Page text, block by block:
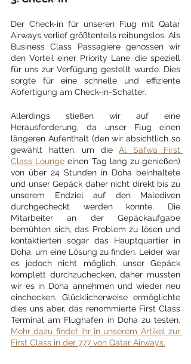
Der Check-in für unseren Flug mit Qatar
Airways verlief größtenteils reibungslos. Als
Business Class Passagiere genossen wir
den Vorteil einer Priority Lane, die speziell
für uns zur Verfügung gestellt wurde. Dies
sorgte für eine schnelle und effiziente
Abfertigung am Check-in-Schalter.
Allerdings stießen wir auf eine
Herausforderung, da unser Flug einen
längeren Aufenthalt (den wir absichtlich so
gewählt hatten, um die Al Safwa First
Class Lounge einen Tag lang zu genießen)
von über 24 Stunden in Doha beinhaltete
und unser Gepäck daher nicht direkt bis zu
unserem Endziel auf den Malediven
durchgecheckt werden konnte. Die
Mitarbeiter an der Gepäckaufgabe
bemühten sich, das Problem zu lösen und
kontaktierten sogar das Hauptquartier in
Doha, um eine Lösung zu finden. Leider war
es jedoch nicht möglich, unser Gepäck
komplett durchzuchecken, daher mussten
wir es in Doha annehmen und wieder neu
einchecken. Glücklicherweise ermöglichte
dies uns aber, das renommierte First Class
Mehr dazu findet ihr in unserem Artikel zur
First Class in der 777 von Qatar Airways.